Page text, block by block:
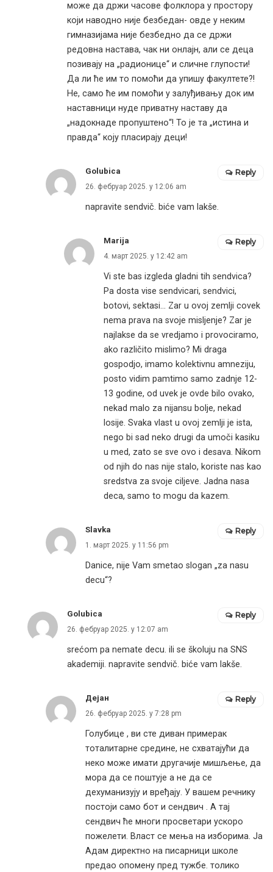
може да држи часове фолклора у простору
који наводно није безбедан- овде у неким
гимназијама није безбедно да се држи
редовна настава, чак ни онлајн, али се деца
позивају на „радионице“ и сличне глупости!
Да ли ће им то помоћи да упишу факултете?!
Не, само ће им помоћи у залуђивању док им
наставници нуде приватну наставу да
„надокнаде пропуштено“! То је та „истина и
правда“ коју пласирају деци!
Golubica
26. фебруар 2025. у 12:06 am
napravite sendvič. biće vam lakše.
Reply
Marija
4. март 2025. у 12:42 am
Vi ste bas izgleda gladni tih sendvica?
Pa dosta vise sendvicari, sendvici,
botovi, sektasi… Zar u ovoj zemlji covek
nema prava na svoje misljenje? Zar je
najlakse da se vredjamo i provociramo,
ako različito mislimo? Mi draga
gospodjo, imamo kolektivnu amneziju,
posto vidim pamtimo samo zadnje 12-
13 godine, od uvek je ovde bilo ovako,
nekad malo za nijansu bolje, nekad
losije. Svaka vlast u ovoj zemlji je ista,
nego bi sad neko drugi da umoči kasiku
u med, zato se sve ovo i desava. Nikom
od njih do nas nije stalo, koriste nas kao
sredstva za svoje ciljeve. Jadna nasa
deca, samo to mogu da kazem.
Reply
Slavka
1. март 2025. у 11:56 pm
Danice, nije Vam smetao slogan „za nasu
decu“?
Reply
Golubica
26. фебруар 2025. у 12:07 am
srećom pa nemate decu. ili se školuju na SNS
akademiji. napravite sendvič. biće vam lakše.
Reply
Дејан
26. фебруар 2025. у 7:28 pm
Голубице , ви сте диван примерак
тоталитарне средине, не схватајући да
неко може имати другачије мишљење, да
мора да се поштује а не да се
дехуманизују и вређају. У вашем речнику
постоји само бот и сендвич . А тај
сендвич ће многи просветари ускоро
пожелети. Власт се мења на изборима. Ја
Адам директно на писарници школе
предао опомену пред тужбе. толико
Reply